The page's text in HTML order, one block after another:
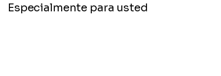
Especialmente para usted